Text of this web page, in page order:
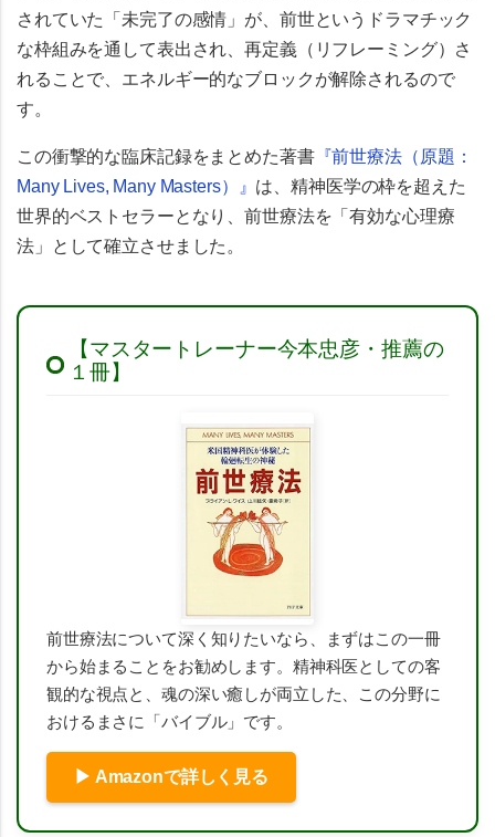
されていた「未完了の感情」が、前世というドラマチック
な枠組みを通して表出され、再定義（リフレーミング）さ
れることで、エネルギー的なブロックが解除されるので
す。
この衝撃的な臨床記録をまとめた著書『前世療法（原題：
Many Lives, Many Masters）』 は、精神医学の枠を超えた
世界的ベストセラーとなり、前世療法を「有効な心理療
法」として確立させました。
【マスタートレーナー今本忠彦・推薦の
１冊】
前世療法について深く知りたいなら、まずはこの一冊
から始まることをお勧めします。精神科医としての客
観的な視点と、魂の深い癒しが両立した、この分野に
おけるまさに「バイブル」です。
▶ Amazonで詳しく見る